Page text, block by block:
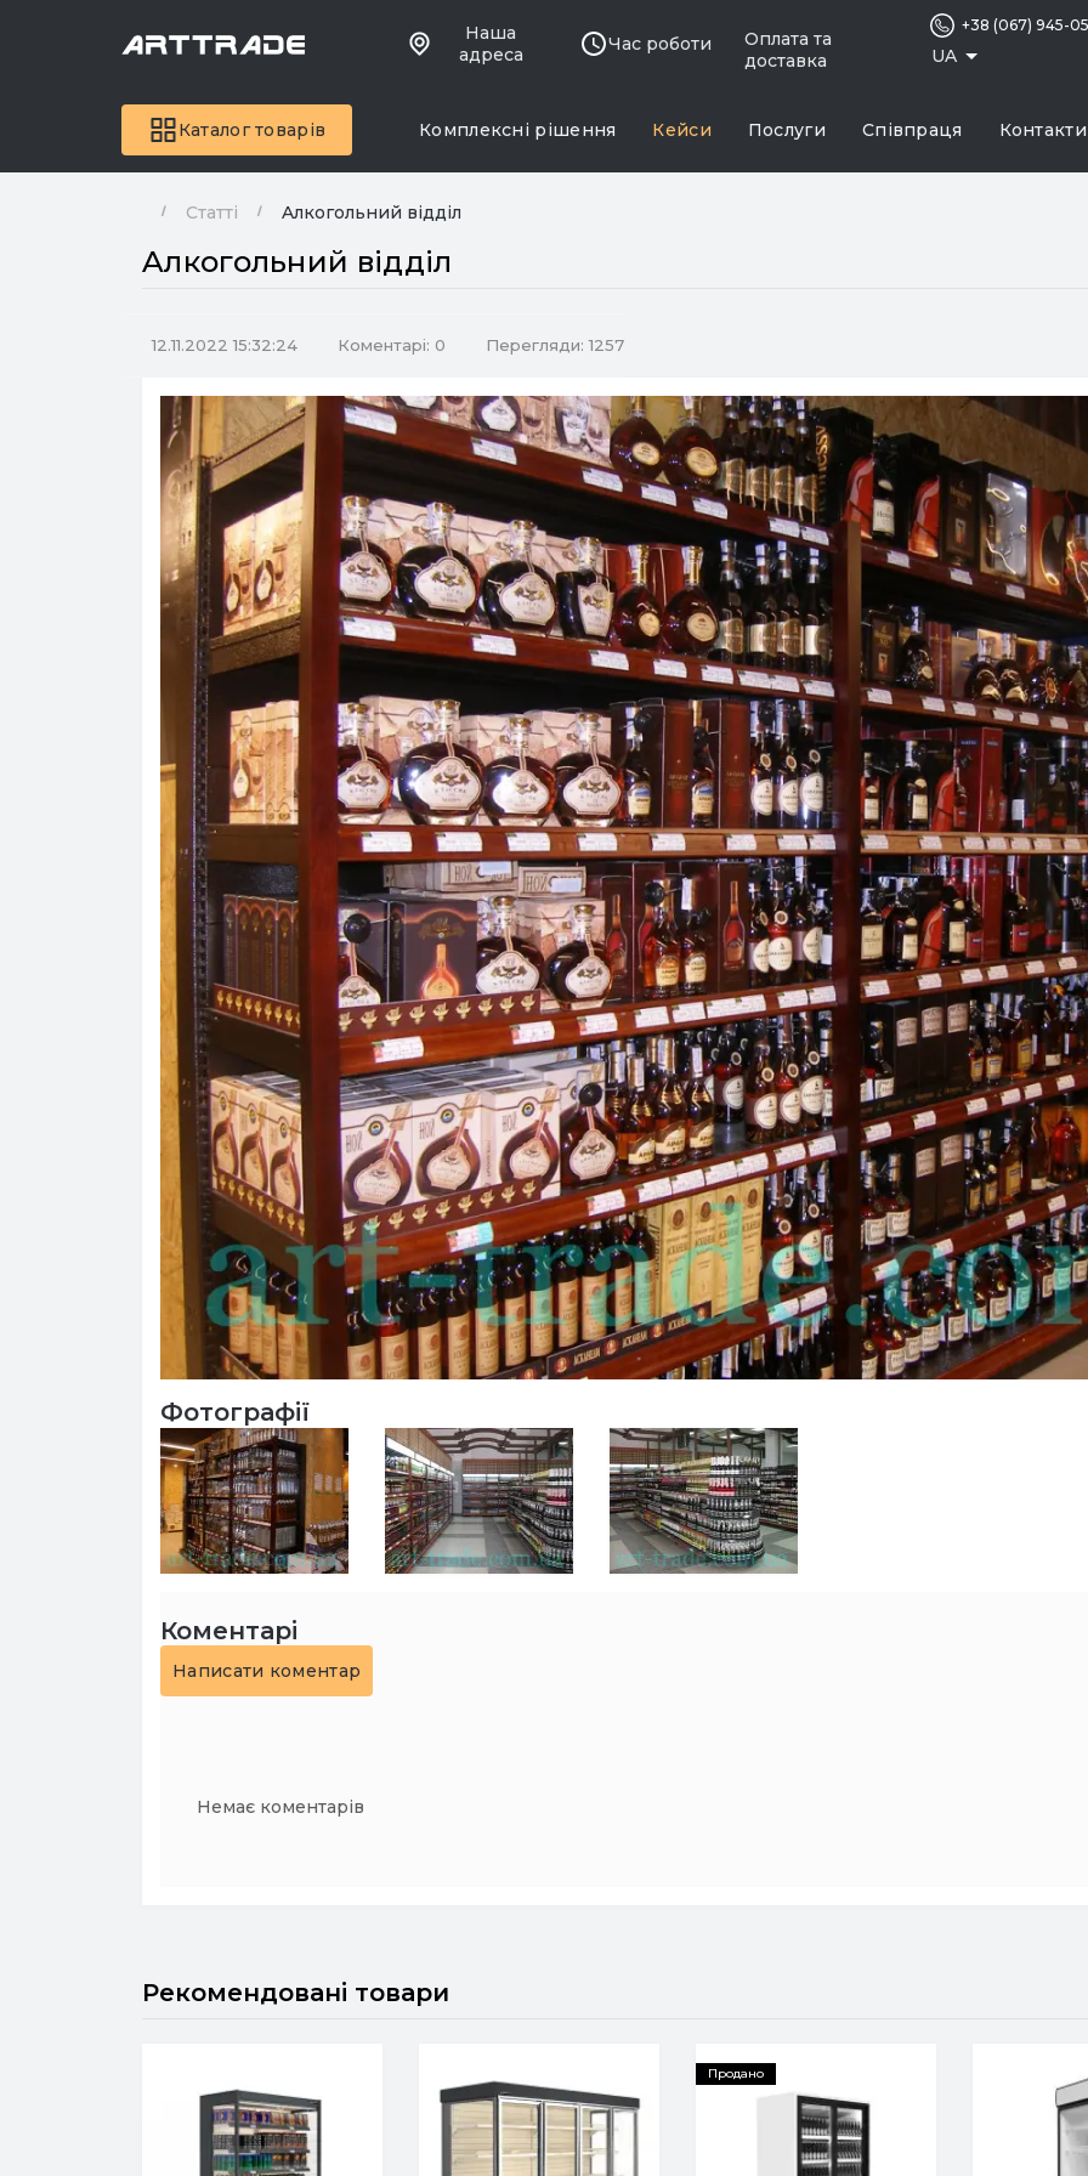
Наша
адреса
Час роботи
Оплата та
доставка
UA
+38 (067) 945-
Каталог товарів Комплексні рішення Кейси Послуги Співпраця Контакти
Статті Aлкогольний відділ
Aлкогольний відділ
12.11.2022 15:32:24 Коментарі: 0 Перегляди: 1257
Фотографії
Коментарі
Написати коментар
Немає коментарів
Рекомендовані товари
Продано